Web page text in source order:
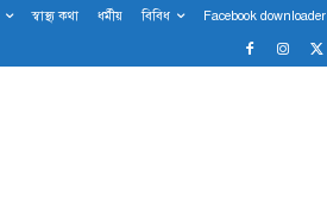
স্বাস্থ্য কথা ধর্মীয় বিবিধ Facebook downloader